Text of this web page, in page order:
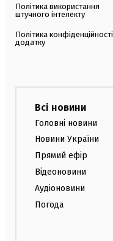
Політика використання
штучного інтелекту
Політика конфіденційності
додатку
Всі новини
Головні новини
Новини України
Прямий ефір
Відеоновини
Аудіоновини
Погода